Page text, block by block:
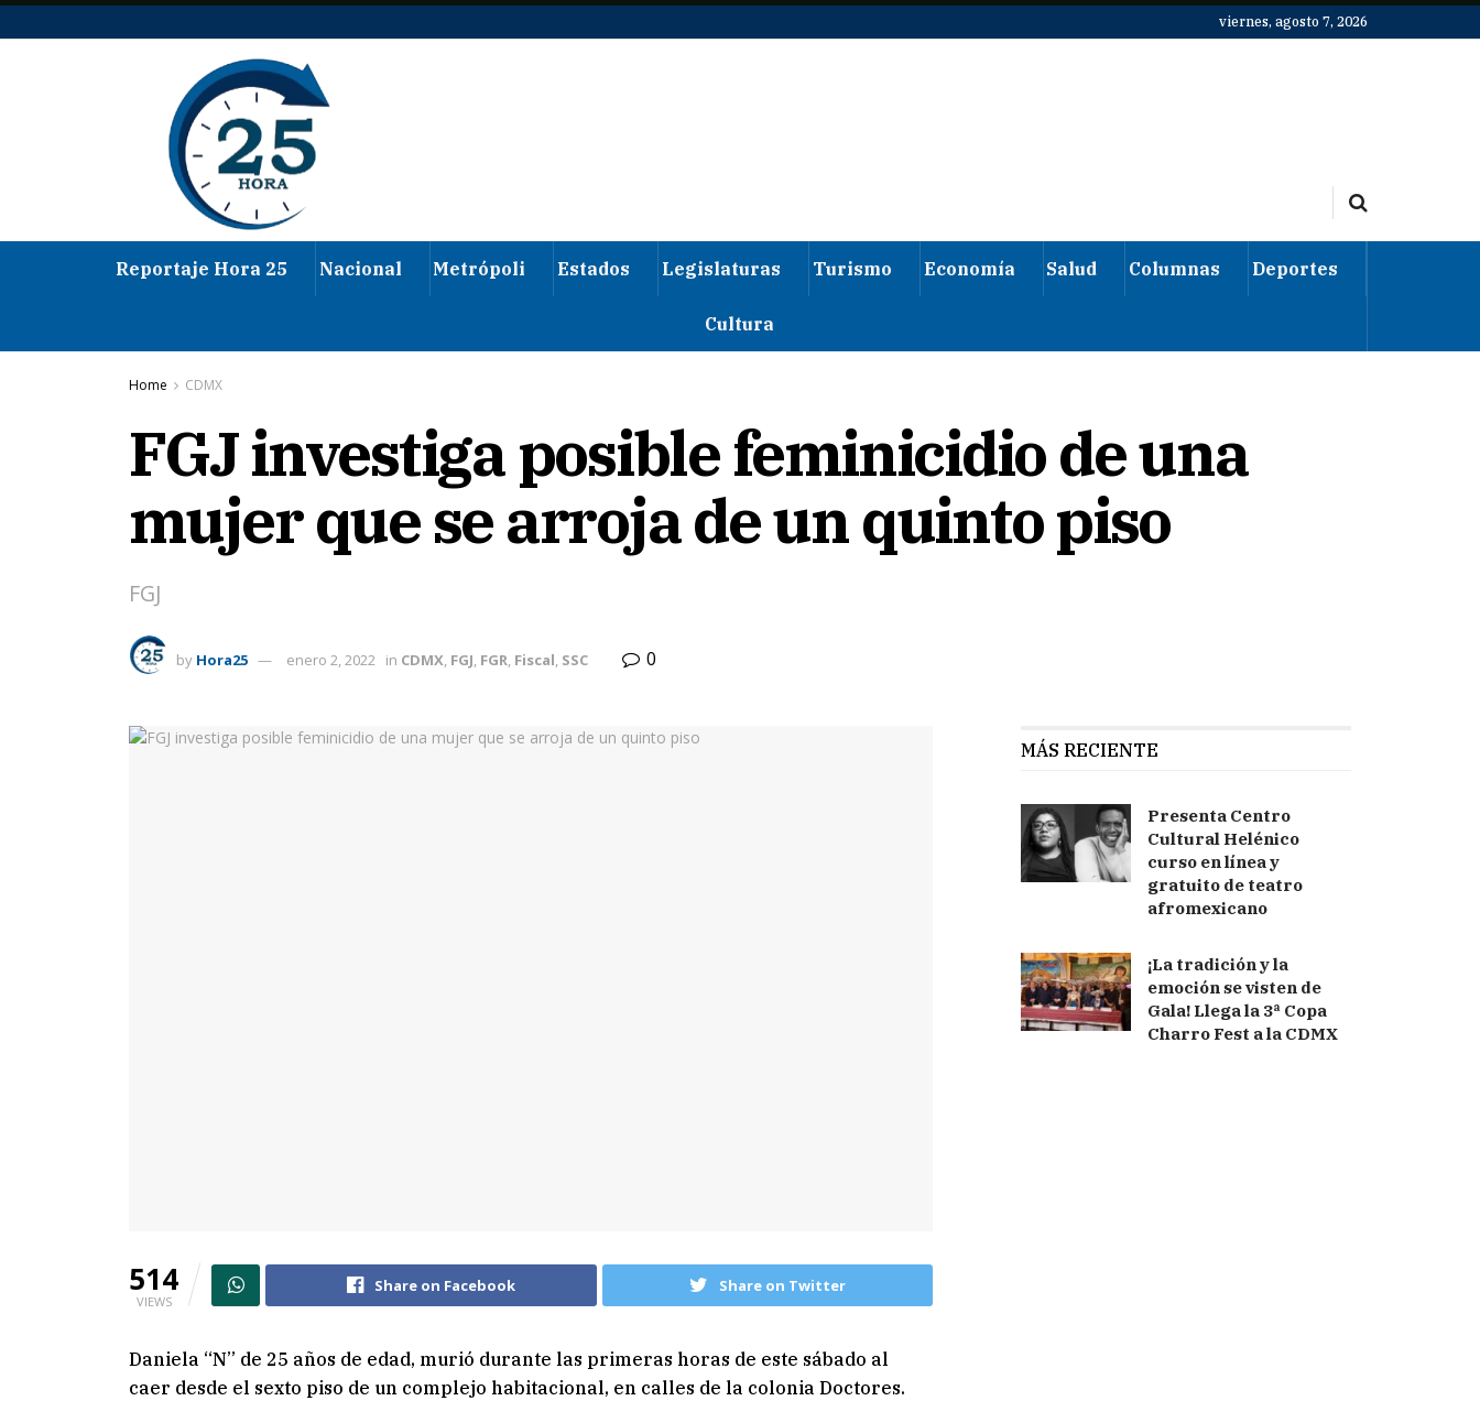
viernes, agosto 7, 2026
Reportaje Hora 25 Nacional Metrópoli Estados Legislaturas Turismo Economía Salud Columnas Deportes
Cultura
Home CDMX
FGJ investiga posible feminicidio de una
mujer que se arroja de un quinto piso
FGJ
by Hora25 enero 2, 2022 in CDMX, FGJ, FGR, Fiscal, SSC 0
514
VIEWS
Share on Facebook Share on Twitter
Daniela “N” de 25 años de edad, murió durante las primeras horas de este sábado al
caer desde el sexto piso de un complejo habitacional, en calles de la colonia Doctores.
MÁS RECIENTE
Presenta Centro
Cultural Helénico
curso en línea y
gratuito de teatro
afromexicano
¡La tradición y la
emoción se visten de
Gala! Llega la 3ª Copa
Charro Fest a la CDMX